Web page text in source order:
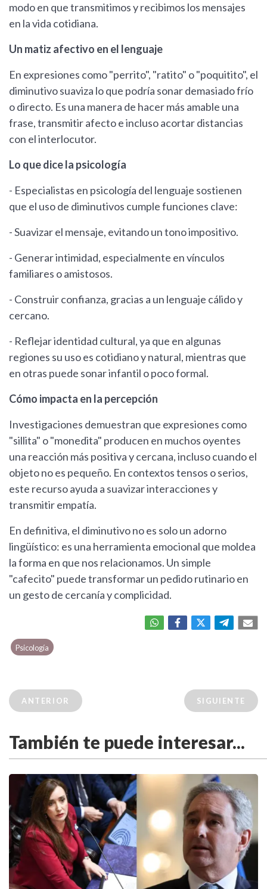
modo en que transmitimos y recibimos los mensajes
en la vida cotidiana.
Un matiz afectivo en el lenguaje
En expresiones como "perrito", "ratito" o "poquitito", el
diminutivo suaviza lo que podría sonar demasiado frío
o directo. Es una manera de hacer más amable una
frase, transmitir afecto e incluso acortar distancias
con el interlocutor.
Lo que dice la psicología
- Especialistas en psicología del lenguaje sostienen
que el uso de diminutivos cumple funciones clave:
- Suavizar el mensaje, evitando un tono impositivo.
- Generar intimidad, especialmente en vínculos
familiares o amistosos.
- Construir confianza, gracias a un lenguaje cálido y
cercano.
- Reflejar identidad cultural, ya que en algunas
regiones su uso es cotidiano y natural, mientras que
en otras puede sonar infantil o poco formal.
Cómo impacta en la percepción
Investigaciones demuestran que expresiones como
"sillita" o "monedita" producen en muchos oyentes
una reacción más positiva y cercana, incluso cuando el
objeto no es pequeño. En contextos tensos o serios,
este recurso ayuda a suavizar interacciones y
transmitir empatía.
En definitiva, el diminutivo no es solo un adorno
lingüístico: es una herramienta emocional que moldea
la forma en que nos relacionamos. Un simple
"cafecito" puede transformar un pedido rutinario en
un gesto de cercanía y complicidad.
Psicología
ANTERIOR SIGUIENTE
También te puede interesar...